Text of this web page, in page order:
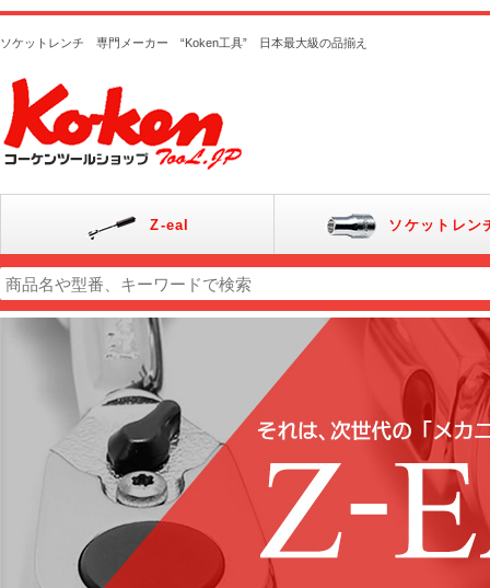
ソケットレンチ 専門メーカー “Koken工具” 日本最大級の品揃え
Z-eal ソケットレン